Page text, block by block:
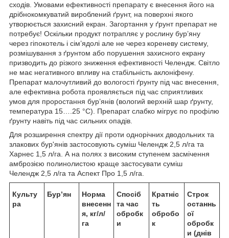
сходів. Умовами ефективності препарату є внесення його на
дрібнокомкуватий вироблений ґрунт, на поверхні якого
утворюється захисний екран. Загортання у ґрунт препарат не
потребує! Оскільки продукт потрапляє у рослину бур’яну
через гіпокотель і сім’ядолі але не через кореневу систему,
розмішування з ґрунтом або порушення захисного екрану
призводить до різкого зниження ефективності Челендж. Світло
не має негативного впливу на стабільність аклоніфену.
Препарат малочутливий до вологості ґрунту під час внесення,
але ефективна робота проявляється під час сприятливих
умов для проростання бур’янів (вологий верхній шар ґрунту,
температура 15….25 °С). Препарат слабко мігрує по профілю
ґрунту навіть під час сильних опадів.
Для розширення спектру дії проти однорічних дводольних та
злакових бур'янів застосовують суміш Челендж 2,5 л/га та
Харнес 1,5 л/га. А на полях з високим ступенем засмічення
амброзією полинолистою краще застосувати суміш
Челендж 2,5 л/га та Аспект Про 1,5 л/га.
Культу
ра
Бур’ян
Норма
внесенн
я, кг/л/
га
Спосіб
та час
обробк
и
Кратніс
ть
обробо
к
Строк
останнь
ої
обробк
и (днів